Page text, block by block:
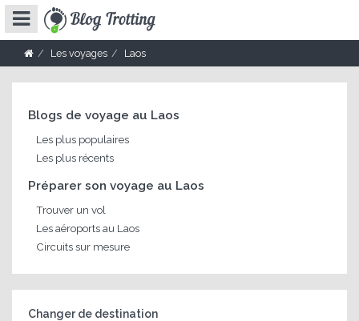
Les voyages Laos
Blogs de voyage au Laos
Les plus populaires
Les plus récents
Préparer son voyage au Laos
Trouver un vol
Les aéroports au Laos
Circuits sur mesure
Changer de destination